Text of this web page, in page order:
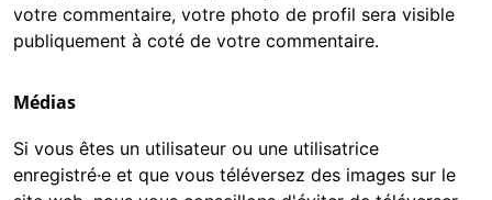
votre commentaire, votre photo de profil sera visible
publiquement à coté de votre commentaire.
Médias
Si vous êtes un utilisateur ou une utilisatrice
enregistré·e et que vous téléversez des images sur le